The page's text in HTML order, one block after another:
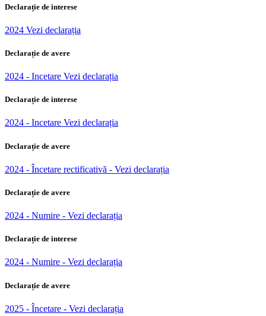
Declarație de interese
2024 Vezi declarația
Declarație de avere
2024 - Incetare Vezi declarația
Declarație de interese
2024 - Incetare Vezi declarația
Declarație de avere
2024 - Încetare rectificativă - Vezi declarația
Declarație de avere
2024 - Numire - Vezi declarația
Declarație de interese
2024 - Numire - Vezi declarația
Declarație de avere
2025 - Încetare - Vezi declarația